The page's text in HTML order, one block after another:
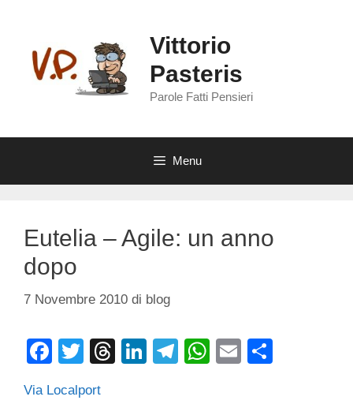
contenuto
Vittorio
Pasteris
Parole Fatti Pensieri
Menu
Eutelia – Agile: un anno
dopo
7 Novembre 2010 di blog
F
c
T
tt
T
Li
T
W E
Via Localport